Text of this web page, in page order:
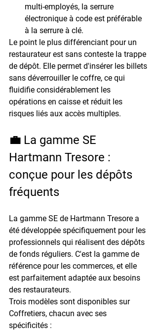
multi-employés, la serrure
électronique à code est préférable
à la serrure à clé.
Le point le plus différenciant pour un
restaurateur est sans conteste la trappe
de dépôt. Elle permet d'insérer les billets
sans déverrouiller le coffre, ce qui
fluidifie considérablement les
opérations en caisse et réduit les
risques liés aux accès multiples.
💼 La gamme SE
Hartmann Tresore :
conçue pour les dépôts
fréquents
La gamme SE de Hartmann Tresore a
été développée spécifiquement pour les
professionnels qui réalisent des dépôts
de fonds réguliers. C'est la gamme de
référence pour les commerces, et elle
est parfaitement adaptée aux besoins
des restaurateurs.
Trois modèles sont disponibles sur
Coffretiers, chacun avec ses
spécificités :